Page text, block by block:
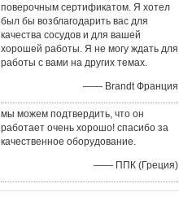
поверочным сертификатом. Я хотел
был бы возблагодарить вас для
качества сосудов и для вашей
хорошей работы. Я не могу ждать для
работы с вами на других темах.
—— Brandt Франция
мы можем подтвердить, что он
работает очень хорошо! спасибо за
качественное оборудование.
—— ППК (Греция)